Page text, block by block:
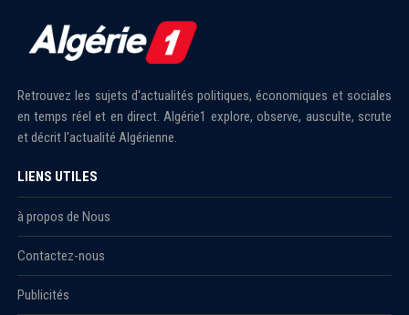
Retrouvez les sujets d'actualités politiques, économiques et sociales
en temps réel et en direct. Algérie1 explore, observe, ausculte, scrute
et décrit l'actualité Algérienne.
LIENS UTILES
à propos de Nous
Contactez-nous
Publicités